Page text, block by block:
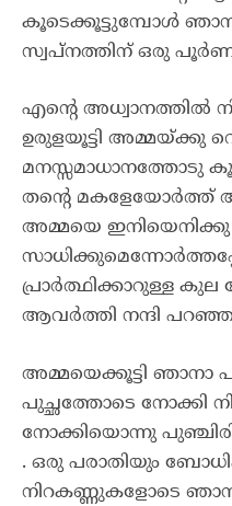
കൂടെക്കൂട്ടുമ്പോൾ
സ്വപ്നത്തിന് ഒരു
എന്റെ അധ്വാനത്തിൽ
ഉരുളയൂട്ടി അമ്മയ്ക്കു
മനസ്സമാധാനത്തോടു
തന്റെ മകളേയോർത്ത്
അമ്മയെ
പ്രാർത്ഥിക്കാറുള്ള
ആവർത്തി നന്ദി
അമ്മയെക്കൂട്ടി ഞാനാ
പുച്ഛത്തോടെ നോക്കി
നോക്കിയൊന്നു
. ഒരു പരാതിയും
നിറകണ്ണുകളോടെ